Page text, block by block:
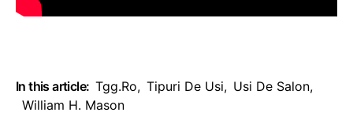
In this article: Tgg.ro, Tipuri De Usi, Usi De Salon,
William H. Mason